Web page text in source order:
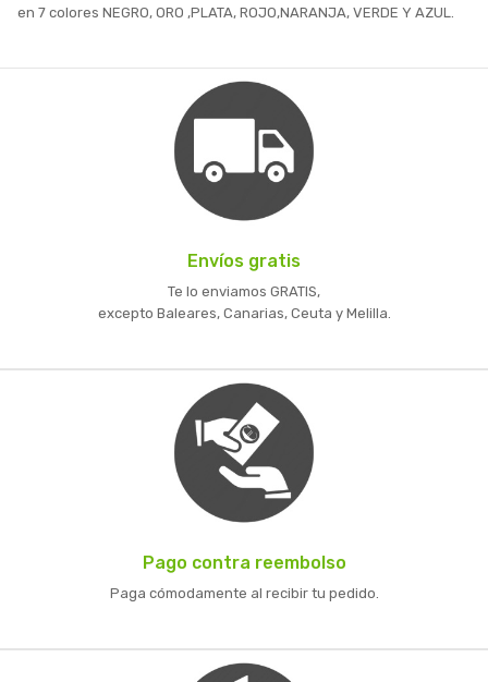
en 7 colores NEGRO, ORO ,PLATA, ROJO,NARANJA, VERDE Y AZUL.
Envíos gratis
Te lo enviamos GRATIS,
excepto Baleares, Canarias, Ceuta y Melilla.
Pago contra reembolso
Paga cómodamente al recibir tu pedido.